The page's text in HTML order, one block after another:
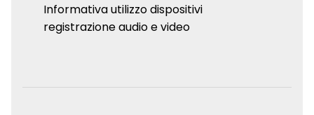
Informativa utilizzo dispositivi
registrazione audio e video